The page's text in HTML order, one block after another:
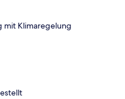
mit Klimaregelung